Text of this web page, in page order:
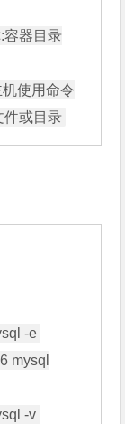
容器目录
使用命令
-e
mysql
-v